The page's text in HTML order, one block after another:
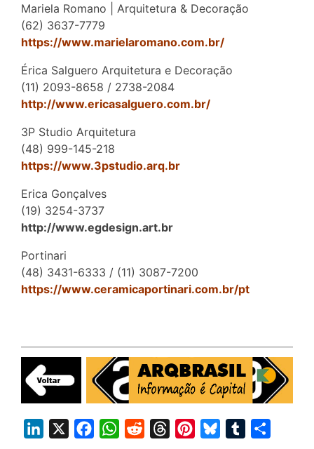
Mariela Romano | Arquitetura & Decoração
(62) 3637-7779
https://www.marielaromano.com.br/
Érica Salguero Arquitetura e Decoração
(11) 2093-8658 / 2738-2084
http://www.ericasalguero.com.br/
3P Studio Arquitetura
(48) 999-145-218
https://www.3pstudio.arq.br
Erica Gonçalves
(19) 3254-3737
http://www.egdesign.art.br
Portinari
(48) 3431-6333 / (11) 3087-7200
https://www.ceramicaportinari.com.br/pt
W